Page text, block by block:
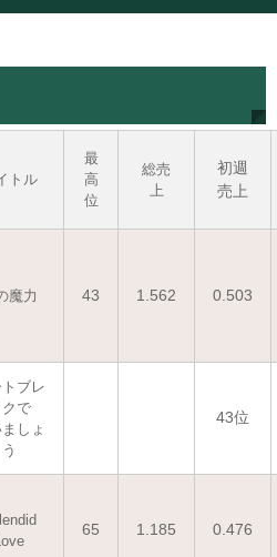
トル
最
高
位
総売
上
初週
売上
魔力 43 1.562 0.503
ブレ
クで
しょ
う
43位
65 1.185 0.476